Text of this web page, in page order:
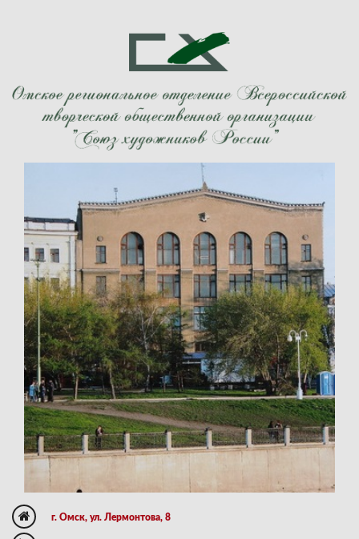
г. Омск, ул. Лермонтова, 8